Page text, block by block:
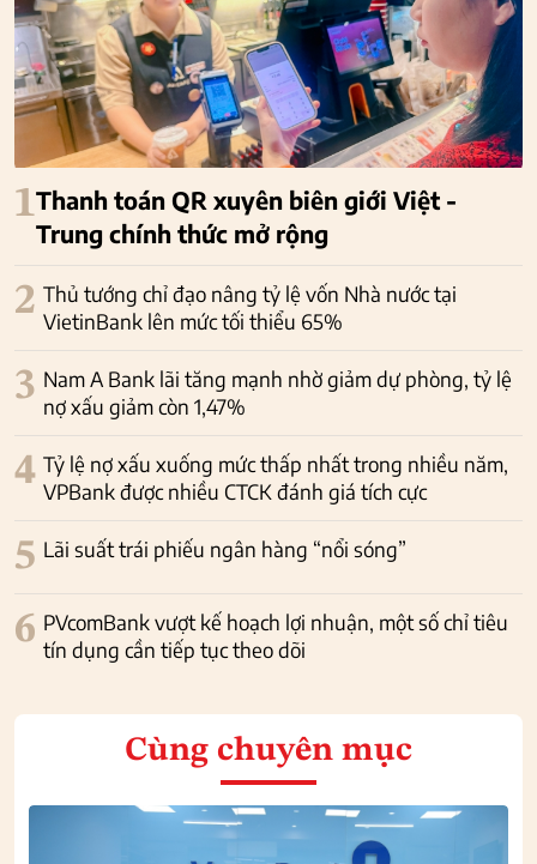
1Thanh toán QR xuyên biên giới Việt -
Trung chính thức mở rộng
2 Thủ tướng chỉ đạo nâng tỷ lệ vốn Nhà nước tại
VietinBank lên mức tối thiểu 65%
3 Nam A Bank lãi tăng mạnh nhờ giảm dự phòng, tỷ lệ
nợ xấu giảm còn 1,47%
4 Tỷ lệ nợ xấu xuống mức thấp nhất trong nhiều năm,
VPBank được nhiều CTCK đánh giá tích cực
5 Lãi suất trái phiếu ngân hàng “nổi sóng”
6 PVcomBank vượt kế hoạch lợi nhuận, một số chỉ tiêu
tín dụng cần tiếp tục theo dõi
Cùng chuyên mục